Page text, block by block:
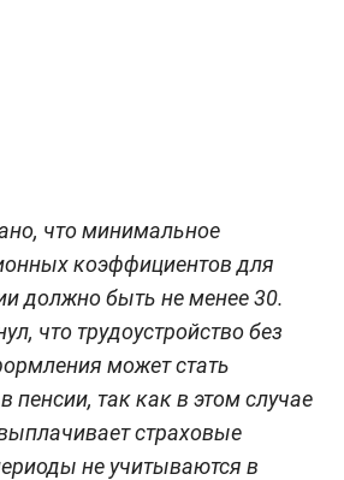
что минимальное
коэффициентов для
должно быть не менее 30.
что трудоустройство без
может стать
пенсии, так как в этом случае
страховые
не учитываются в